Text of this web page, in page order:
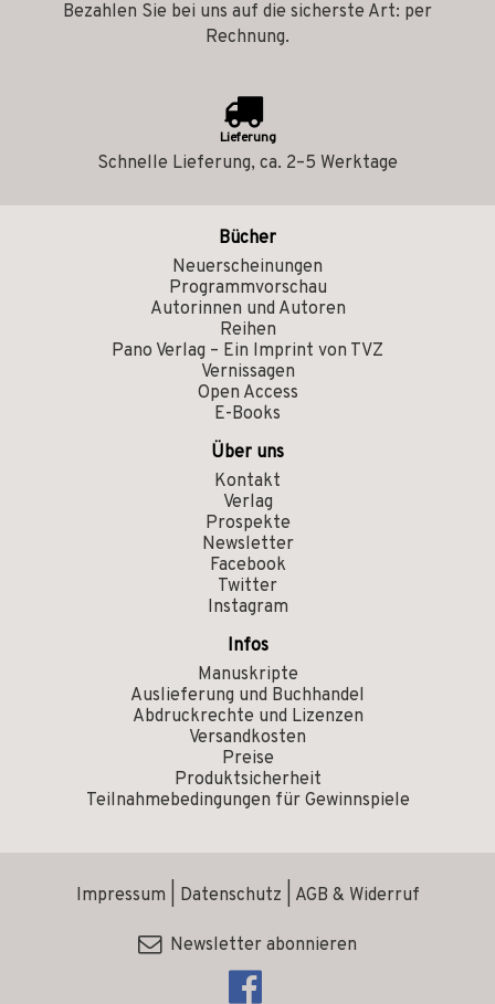
Bezahlen Sie bei uns auf die sicherste Art: per
Rechnung.
Lieferung
Schnelle Lieferung, ca. 2–5 Werktage
Bücher
Neuerscheinungen
Programmvorschau
Autorinnen und Autoren
Reihen
Pano Verlag – Ein Imprint von TVZ
Vernissagen
Open Access
E-Books
Über uns
Kontakt
Verlag
Prospekte
Newsletter
Facebook
Twitter
Instagram
Infos
Manuskripte
Auslieferung und Buchhandel
Abdruckrechte und Lizenzen
Versandkosten
Preise
Produktsicherheit
Teilnahmebedingungen für Gewinnspiele
Impressum Datenschutz AGB & Widerruf
Newsletter abonnieren